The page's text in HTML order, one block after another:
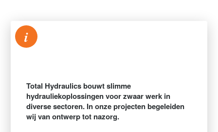
i
Total Hydraulics bouwt slimme
hydrauliekoplossingen voor zwaar werk in
diverse sectoren. In onze projecten begeleiden
wij van ontwerp tot nazorg.